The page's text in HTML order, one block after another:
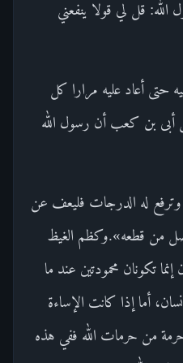
الله: قل لي قولا ينفعني
حتى أعاد عليه مرارا كل
بن كعب أن رسول الله
له الدرجات فليعف عن
من قطعه».وكظم الغيظ
تكونان محمودتين عند ما
أما إذا كانت الإساءة
حرمة من حرمات الله ففي هذه